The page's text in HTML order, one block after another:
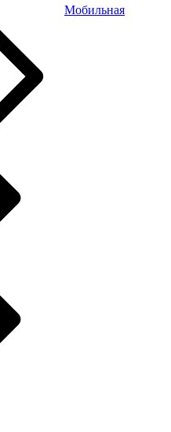
Мобильная